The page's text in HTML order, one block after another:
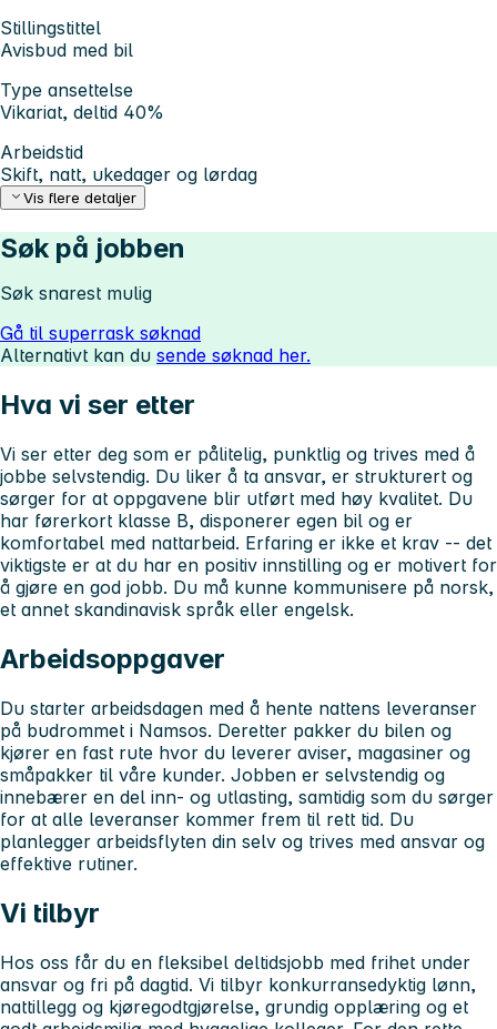
Stillingstittel
Avisbud med bil
Type ansettelse
Vikariat, deltid 40%
Arbeidstid
Skift, natt, ukedager og lørdag
Vis flere detaljer
Søk på jobben
Søk snarest mulig
Gå til superrask søknad
Alternativt kan du sende søknad her.
Hva vi ser etter
Vi ser etter deg som er pålitelig, punktlig og trives med å
jobbe selvstendig. Du liker å ta ansvar, er strukturert og
sørger for at oppgavene blir utført med høy kvalitet. Du
har førerkort klasse B, disponerer egen bil og er
komfortabel med nattarbeid. Erfaring er ikke et krav -- det
viktigste er at du har en positiv innstilling og er motivert for
å gjøre en god jobb. Du må kunne kommunisere på norsk,
et annet skandinavisk språk eller engelsk.
Arbeidsoppgaver
Du starter arbeidsdagen med å hente nattens leveranser
på budrommet i Namsos. Deretter pakker du bilen og
kjører en fast rute hvor du leverer aviser, magasiner og
småpakker til våre kunder. Jobben er selvstendig og
innebærer en del inn- og utlasting, samtidig som du sørger
for at alle leveranser kommer frem til rett tid. Du
planlegger arbeidsflyten din selv og trives med ansvar og
effektive rutiner.
Vi tilbyr
Hos oss får du en fleksibel deltidsjobb med frihet under
ansvar og fri på dagtid. Vi tilbyr konkurransedyktig lønn,
nattillegg og kjøregodtgjørelse, grundig opplæring og et